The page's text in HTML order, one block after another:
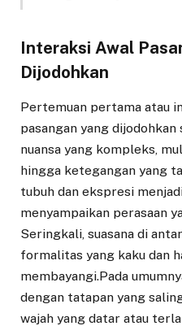
Interaksi Awal
Dijodohkan
Pertemuan pertama atau
pasangan yang
nuansa yang kompleks,
hingga ketegangan yang
tubuh dan ekspresi
menyampaikan perasaan
Seringkali, suasana di
formalitas yang kaku dan
membayangi.Pada
dengan tatapan yang
wajah yang datar atau